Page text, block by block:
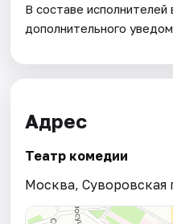
В составе
дополнительного
Адрес
Театр комедии
Москва, Суворовская